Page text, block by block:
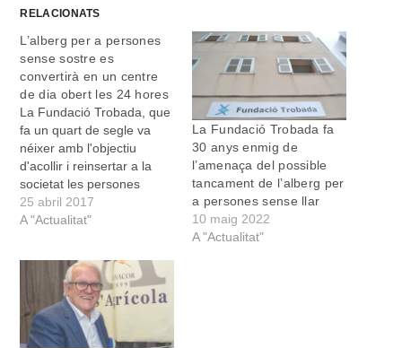
RELACIONATS
L’alberg per a persones
sense sostre es
convertirà en un centre
de dia obert les 24 hores
La Fundació Trobada, que
fa un quart de segle va
néixer amb l'objectiu
d'acollir i reinsertar a la
societat les persones
sense sostre a Manacor i
a tota la comarca, va
d'existència amb una festa
musical que se celebrà
dissabte horabaixa a
l'església del…
25 abril 2017
A "Actualitat"
La Fundació Trobada fa
30 anys enmig de
l’amenaça del possible
tancament de l’alberg per
a persones sense llar
10 maig 2022
A "Actualitat"